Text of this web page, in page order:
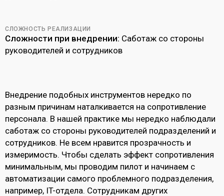
СЛОЖНОСТЬ РЕАЛИЗАЦИИ
Сложности при внедрении: Саботаж со стороны
руководителей и сотрудников
Внедрение подобных инструментов нередко по
разным причинам наталкивается на сопротивление
персонала. В нашей практике мы нередко наблюдали
саботаж со стороны руководителей подразделений и
сотрудников. Не всем нравится прозрачность и
измеримость. Чтобы сделать эффект сопротивления
минимальным, мы проводим пилот и начинаем с
автоматизации самого проблемного подразделения,
например, IT-отдела. Сотрудникам других